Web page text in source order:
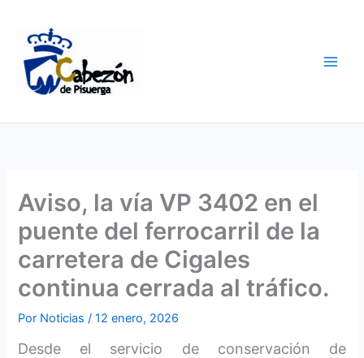
contenido
Aviso, la vía VP 3402 en el
puente del ferrocarril de la
carretera de Cigales
continua cerrada al tráfico.
Por Noticias/12 enero, 2026
Desde el servicio de conservación de